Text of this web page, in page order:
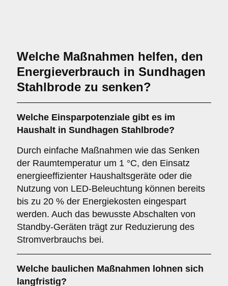
Welche Maßnahmen helfen, den
Energieverbrauch in Sundhagen
Stahlbrode zu senken?
Welche Einsparpotenziale gibt es im
Haushalt in Sundhagen Stahlbrode?
Durch einfache Maßnahmen wie das Senken
der Raumtemperatur um 1 °C, den Einsatz
energieeffizienter Haushaltsgeräte oder die
Nutzung von LED-Beleuchtung können bereits
bis zu 20 % der Energiekosten eingespart
werden. Auch das bewusste Abschalten von
Standby-Geräten trägt zur Reduzierung des
Stromverbrauchs bei.
Welche baulichen Maßnahmen lohnen sich
langfristig?